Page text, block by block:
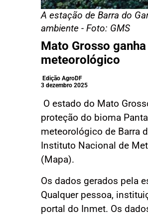
A estação de Barra do
ambiente - Foto: GMS
Mato Grosso
meteorológico
Edição AgroDF
3 dezembro 2025
O estado do Mato
proteção do bioma
meteorológico de Barra
Instituto Nacional de
(Mapa).
Os dados gerados pela
Qualquer pessoa,
portal do Inmet. Os